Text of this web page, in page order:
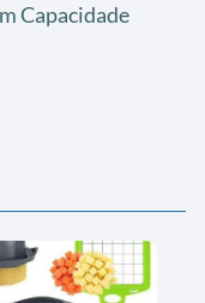
Capacidade